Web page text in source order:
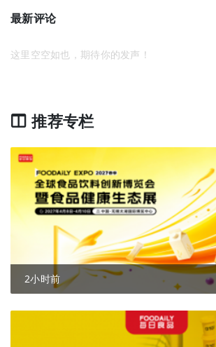
最新评论
这里空空如也，期待你的发声！
推荐专栏
2小时前